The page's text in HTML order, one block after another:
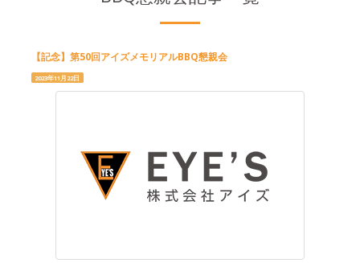
【記念】第50回アイズメモリアルBBQ懇親会
2023年11月22日